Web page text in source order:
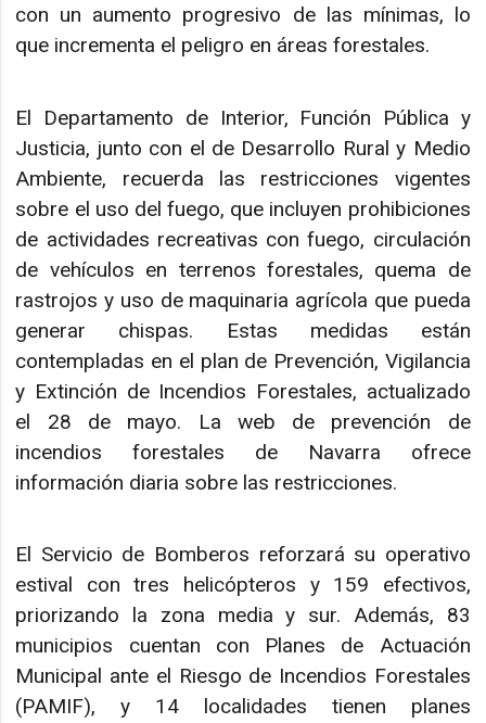
con un aumento progresivo de las mínimas, lo
que incrementa el peligro en áreas forestales.
El Departamento de Interior, Función Pública y
Justicia, junto con el de Desarrollo Rural y Medio
Ambiente, recuerda las restricciones vigentes
sobre el uso del fuego, que incluyen prohibiciones
de actividades recreativas con fuego, circulación
de vehículos en terrenos forestales, quema de
rastrojos y uso de maquinaria agrícola que pueda
generar chispas. Estas medidas están
contempladas en el plan de Prevención, Vigilancia
y Extinción de Incendios Forestales, actualizado
el 28 de mayo. La web de prevención de
incendios forestales de Navarra ofrece
información diaria sobre las restricciones.
El Servicio de Bomberos reforzará su operativo
estival con tres helicópteros y 159 efectivos,
priorizando la zona media y sur. Además, 83
municipios cuentan con Planes de Actuación
Municipal ante el Riesgo de Incendios Forestales
(PAMIF), y 14 localidades tienen planes